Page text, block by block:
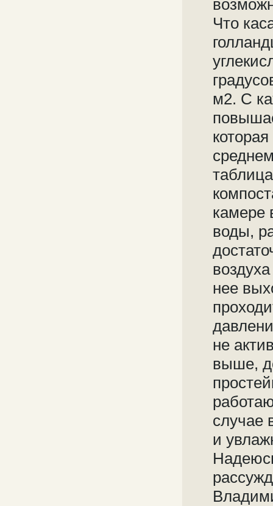
Что
м2. С
камере
воды,
нее
не
выше,
случае
и